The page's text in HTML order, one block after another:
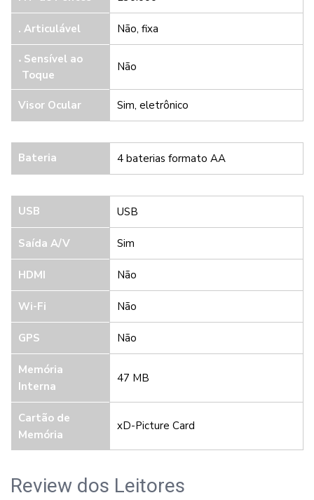
. Articulável Não, fixa
Sensível ao
Toque
Não
Visor Ocular Sim, eletrônico
Bateria 4 baterias formato AA
USB USB
Saída A/V Sim
HDMI Não
Wi-Fi Não
GPS Não
Memória
Interna
47 MB
Cartão de
Memória
xD-Picture Card
Review dos Leitores